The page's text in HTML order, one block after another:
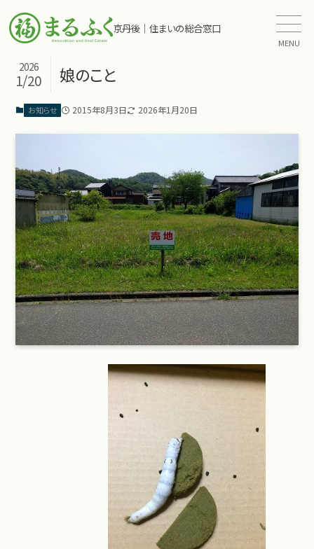
京丹後｜住まいの総合窓口
MENU
娘のこと
2026
1/20
お知らせ 2015年8月3日 2026年1月20日